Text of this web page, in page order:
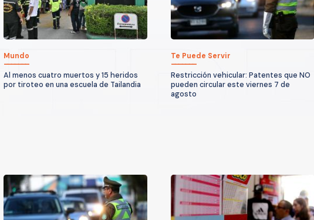
Mundo
Al menos cuatro muertos y 15 heridos
por tiroteo en una escuela de Tailandia
Te Puede Servir
Restricción vehicular: Patentes que NO
pueden circular este viernes 7 de
agosto